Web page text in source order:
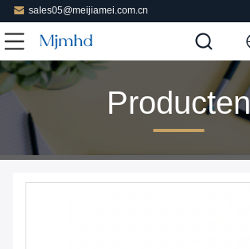
sales05@meijiamei.com.cn
Producten